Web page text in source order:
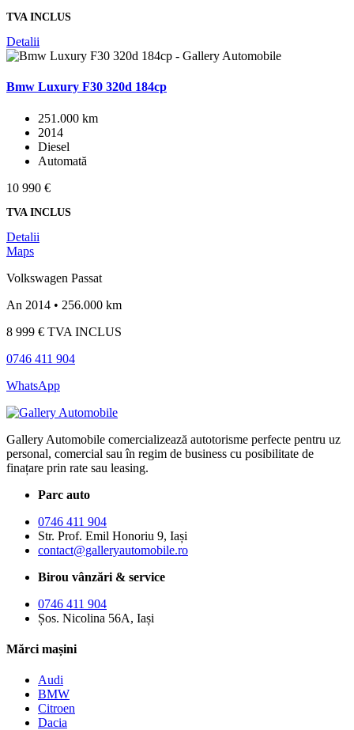
TVA INCLUS
Detalii
Bmw Luxury F30 320d 184cp
251.000 km
2014
Diesel
Automată
10 990 €
TVA INCLUS
Detalii
Maps
Volkswagen Passat
An 2014 • 256.000 km
8 999 € TVA INCLUS
0746 411 904
WhatsApp
Gallery Automobile comercializează autotorisme perfecte pentru uz
personal, comercial sau în regim de business cu posibilitate de
finațare prin rate sau leasing.
Parc auto
0746 411 904
Str. Prof. Emil Honoriu 9, Iași
contact@galleryautomobile.ro
Birou vânzări & service
0746 411 904
Șos. Nicolina 56A, Iași
Mărci mașini
Audi
BMW
Citroen
Dacia